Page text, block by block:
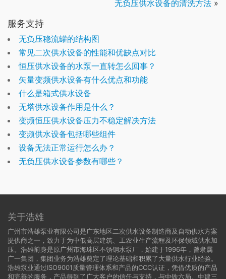
无负压供水设备的清洗方法 »
服务支持
无负压稳流罐的结构图
常见二次供水设备的性能和优缺点对比
恒压供水设备的水泵一直转怎么回事？
矢量变频供水设备有什么优点和功能
什么是箱式供水设备
无塔供水设备作用是什么？
变频恒压供水设备压力不稳定解决方法
变频供水设备包括哪些组件
设备无法正常运行怎么办？
无负压供水设备参数有哪些？
关于浩雄
广州市浩雄泵业有限公司是广东地区二次供水设备制造商及自动供水方案
提供商之一，致力于为中低高层建筑、工农业生产流程及环保领域供水加
压。浩雄前身是原广州市海珠区不锈钢水泵厂，始建于1996年，曾隶属
广一集团，集团业务为浩雄奠定了理论基础和积累了大量供水行业经验。
浩雄泵业通过ISO9001质量管理体系和产品的CCC认证，凭借优质的产品
和完善的服务，产品得到了广大客户的信任与支持，与中铁六局、中建三